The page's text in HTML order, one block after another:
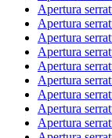
Apertura
Apertura
Apertura
Apertura
Apertura
Apertura
Apertura
Apertura
Apertura